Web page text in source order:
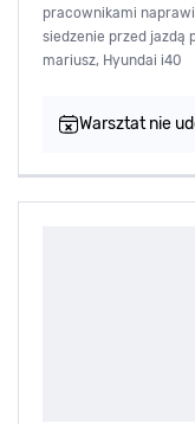
pracownikami
siedzenie przed jazdą
mariusz, Hyundai i40
Warsztat nie